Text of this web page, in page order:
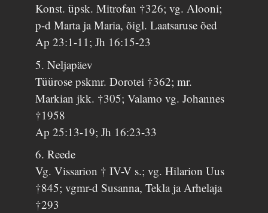
Konst. üpsk. Mitrofan †326; vg. Alooni;
p-d Marta ja Maria, õigl. Laatsaruse õed
Ap 23:1-11; Jh 16:15-23
5. Neljapäev
Tüürose pskmr. Dorotei †362; mr.
Markian jkk. †305; Valamo vg. Johannes
†1958
Ap 25:13-19; Jh 16:23-33
6. Reede
Vg. Vissarion † IV-V s.; vg. Hilarion Uus
†845; vgmr-d Susanna, Tekla ja Arhelaja
†293